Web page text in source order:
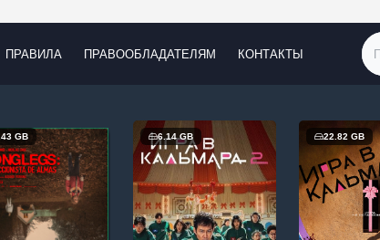
ПРАВИЛА ПРАВООБЛАДАТЕЛЯМ КОНТАКТЫ
GB 6.14 GB 22.82 GB